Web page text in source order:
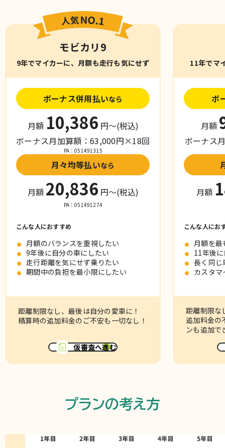
モビカリ9
9年でマイカーに、月額も走行も気にせず
ボーナス併用払いなら
月額 10,386 円〜(税込)
ボーナス月加算額：63,000円×18回
PA：051491315
月々均等払いなら
月額 20,836 円〜(税込)
PA：051491274
こんな人におすすめ
月額のバランスを重視したい
9年後に自分の車にしたい
走行距離を気にせず乗りたい
期間中の負担を最小限にしたい
距離制限なし、最後は自分の愛車に！
精算時の追加料金のご不安も一切なし！
仮審査へ進む
11年でマ
ボ
月額
ボーナス
月額
こんな人にお
月額を
11年後
長く同じ
カスタ
距離制限な
追加料金の
ンも追加で
プランの考え方